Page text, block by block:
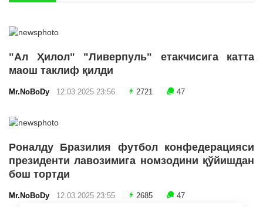
"Ал Ҳилол" "Ливерпуль" етакчисига катта
маош таклиф қилди
Mr.NoBoDy 12.03.2025 23:56 2721 47
Роналду Бразилия футбол конфедерацияси
президенти лавозимига номзодини қўйишдан
бош тортди
Mr.NoBoDy 12.03.2025 23:55 2685 47